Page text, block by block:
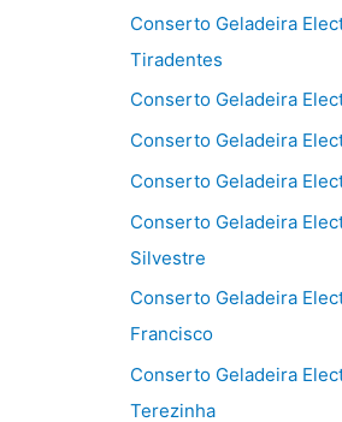
Conserto Geladeira
Tiradentes
Conserto Geladeira
Conserto Geladeira
Conserto Geladeira
Conserto Geladeira
Silvestre
Conserto Geladeira
Francisco
Conserto Geladeira
Terezinha